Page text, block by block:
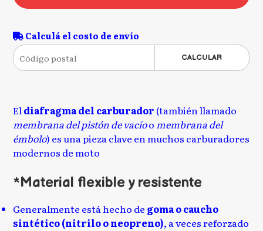
Calculá el costo de envío
CALCULAR
Eldiafragma del carburador (también llamado
membrana del pistón de vacíoo membrana del
émbolo) es una pieza clave en muchos carburadores
modernos de moto
*Material flexible y resistente
Generalmente está hecho de goma o caucho
sintético (nitrilo o neopreno), a veces reforzado